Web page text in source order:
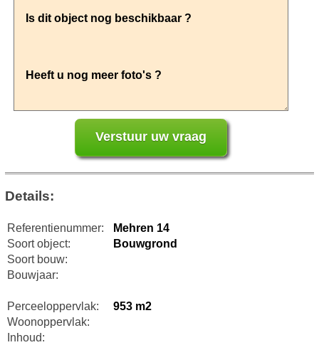
Details:
Referentienummer:
Mehren 14
Soort object:
Bouwgrond
Soort bouw:
Bouwjaar:
Perceeloppervlak:
953 m2
Woonoppervlak:
Inhoud: